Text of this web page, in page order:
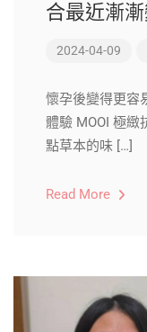
合最近漸
2024-04-09
懷孕後變得更容
體驗 MOOI 極緻
點草本的味 […]
Read More